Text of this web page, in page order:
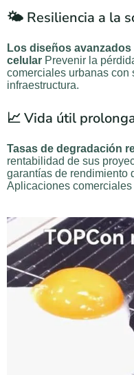
🌤️ Resiliencia a la
Los diseños
celular Prevenir la
comerciales urbanas
infraestructura.
📈 Vida útil
Tasas de degradación
rentabilidad de sus
garantías de rendimiento
Aplicaciones